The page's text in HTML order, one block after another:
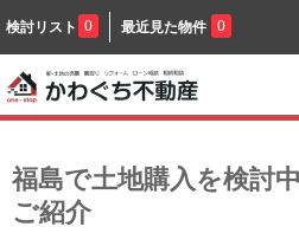
検討リスト 0 最近見た物件 0
福島で土地購入を検討
ご紹介